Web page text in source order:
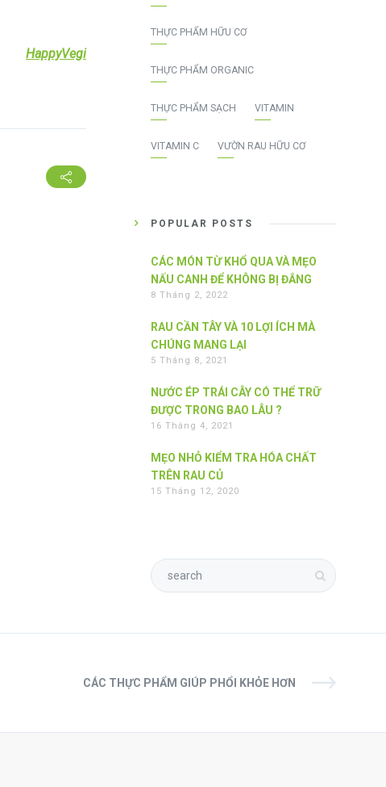
HappyVegi
THỰC PHẨM HỮU CƠ
THỰC PHẨM ORGANIC
THỰC PHẨM SẠCH VITAMIN
VITAMIN C VƯỜN RAU HỮU CƠ
POPULAR POSTS
CÁC MÓN TỪ KHỔ QUA VÀ MẸO
NẤU CANH ĐỂ KHÔNG BỊ ĐẮNG
8 Tháng 2, 2022
RAU CẦN TÂY VÀ 10 LỢI ÍCH MÀ
CHÚNG MANG LẠI
5 Tháng 8, 2021
NƯỚC ÉP TRÁI CÂY CÓ THỂ TRỮ
ĐƯỢC TRONG BAO LÂU ?
16 Tháng 4, 2021
MẸO NHỎ KIỂM TRA HÓA CHẤT
TRÊN RAU CỦ
15 Tháng 12, 2020
CÁC THỰC PHẨM GIÚP PHỔI KHỎE HƠN